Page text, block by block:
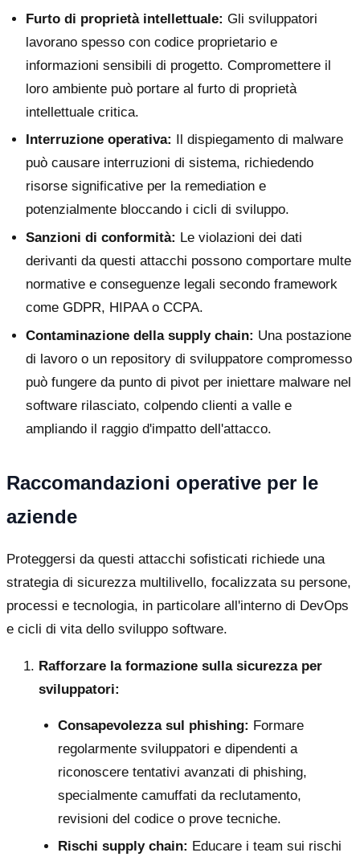
Furto di proprietà intellettuale: Gli sviluppatori
lavorano spesso con codice proprietario e
informazioni sensibili di progetto. Compromettere il
loro ambiente può portare al furto di proprietà
intellettuale critica.
Interruzione operativa:
Il dispiegamento di malware
può causare interruzioni di sistema, richiedendo
risorse significative per la remediation e
potenzialmente bloccando i cicli di sviluppo.
Sanzioni di conformità: Le violazioni dei dati
derivanti da questi attacchi possono comportare multe
normative e conseguenze legali secondo framework
come GDPR, HIPAA o CCPA.
Contaminazione della supply chain: Una postazione
di lavoro o un repository di sviluppatore compromesso
può fungere da punto di pivot per iniettare malware nel
software rilasciato, colpendo clienti a valle e
ampliando il raggio d'impatto dell'attacco.
Raccomandazioni operative per le
aziende
Proteggersi da questi attacchi sofisticati richiede una
strategia di sicurezza multilivello, focalizzata su persone,
processi e tecnologia, in particolare all'interno di DevOps
e cicli di vita dello sviluppo software.
Rafforzare la formazione sulla sicurezza per
sviluppatori:
Consapevolezza sul phishing: Formare
regolarmente sviluppatori e dipendenti a
riconoscere tentativi avanzati di phishing,
specialmente camuffati da reclutamento,
revisioni del codice o prove tecniche.
Rischi supply chain: Educare i team sui rischi